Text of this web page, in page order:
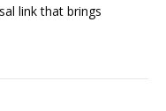
link that brings